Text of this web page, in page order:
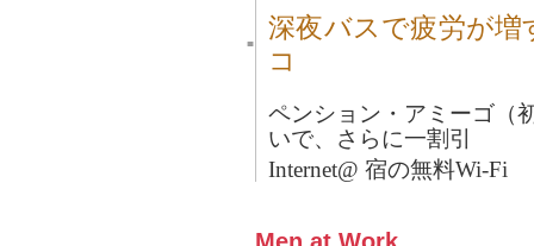
■
深夜バスで疲労が
コ
ペンション・アミーゴ（
いで、さらに一割引
Internet@ 宿の無料Wi-Fi